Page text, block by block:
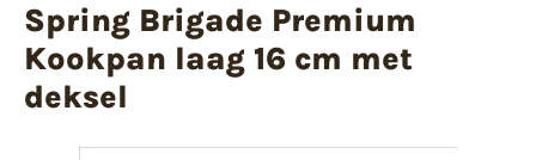
Spring Brigade Premium
Kookpan laag 16 cm met
deksel